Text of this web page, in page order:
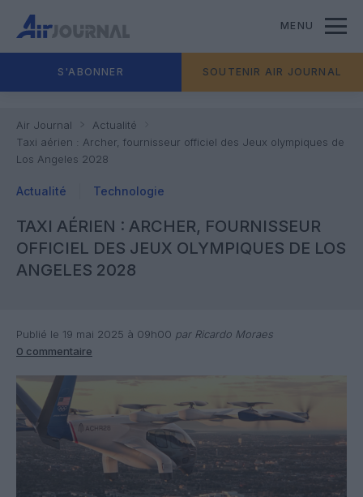
MENU
S'ABONNER SOUTENIR AIR JOURNAL
Air Journal
Actualité
Taxi aérien : Archer, fournisseur officiel des Jeux olympiques de
Los Angeles 2028
Actualité Technologie
TAXI AÉRIEN : ARCHER, FOURNISSEUR
OFFICIEL DES JEUX OLYMPIQUES DE LOS
ANGELES 2028
Publié le 19 mai 2025 à 09h00 par Ricardo Moraes
0 commentaire